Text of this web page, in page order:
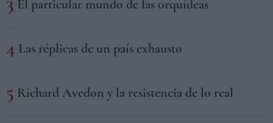
El particular mundo de las orquídeas
Las réplicas de un país exhausto
Richard Avedon y la resistencia de lo real